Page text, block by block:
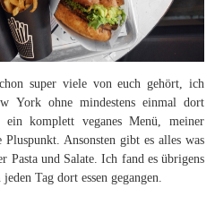
super viele von euch gehört, ich
York ohne mindestens einmal dort
komplett veganes Menü, meiner
Ansonsten gibt es alles was
Pasta und Salate. Ich fand es übrigens
Tag dort essen gegangen.